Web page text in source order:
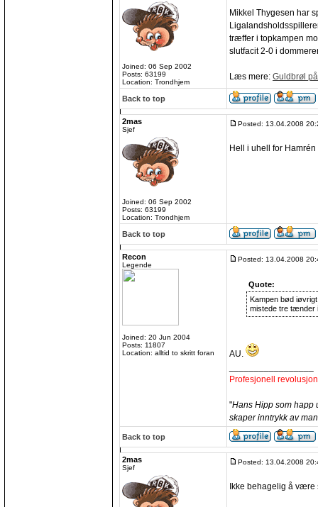
Joined: 06 Sep 2002
Posts: 63199
Location: Trondhjem
Mikkel Thygesen har
træffer i topkampen
slutfacit 2-0 i
Læs mere: Guldbrøl
Back to top
2mas
Sjef
Joined: 06 Sep 2002
Posts: 63199
Location: Trondhjem
Posted: 13.04.2008
Hell i uhell for
Back to top
Recon
Legende
Joined: 20 Jun 2004
Posts: 11807
Location: alltid to skritt foran
Posted: 13.04.2008
Quote:
Kampen bød
mistede tre tænder
AU.
Profesjonell
"Hans Hipp som happ
skaper inntrykk av
Back to top
2mas
Sjef
Posted: 13.04.2008
Ikke behagelig å